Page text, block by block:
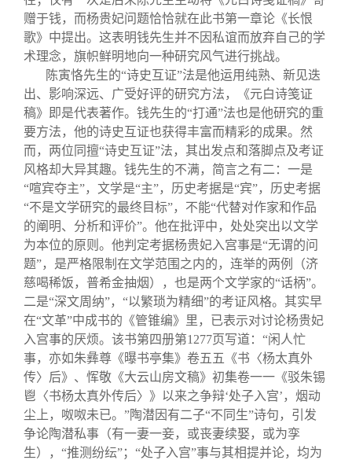
赠于钱，而杨贵妃问题恰恰就在此书第一章论《长恨
歌》中提出。这表明钱先生并不因私谊而放弃自己的学
术理念，旗帜鲜明地向一种研究风气进行挑战。
陈寅恪先生的“诗史互证”法是他运用纯熟、新见迭
出、影响深远、广受好评的研究方法，《元白诗笺证
稿》即是代表著作。钱先生的“打通”法也是他研究的重
要方法，他的诗史互证也获得丰富而精彩的成果。然
而，两位同擅“诗史互证”法，其出发点和落脚点及考证
风格却大异其趣。钱先生的不满，简言之有二：一是
“喧宾夺主”，文学是“主”，历史考据是“宾”，历史考据
“不是文学研究的最终目标”，不能“代替对作家和作品
的阐明、分析和评价”。他在批评中，处处突出以文学
为本位的原则。他判定考据杨贵妃入宫事是“无谓的问
题”，是严格限制在文学范围之内的，连举的两例（济
慈喝稀饭，普希金抽烟），也是两个文学家的“话柄”。
二是“深文周纳”，“以繁琐为精细”的考证风格。其实早
在“文革”中成书的《管锥编》里，已表示对讨论杨贵妃
入宫事的厌烦。该书第四册第1277页写道：“闲人忙
事，亦如朱彝尊《曝书亭集》卷五五《书〈杨太真外
传〉后》、恽敬《大云山房文稿》初集卷一一《驳朱锡
鬯〈书杨太真外传后〉》以来之争辩‘处子入宫’，烟动
尘上，呶呶未已。”陶潜因有二子“不同生”诗句，引发
争论陶潜私事（有一妻一妾，或丧妻续娶，或为孪
生），“推测纷纭”；“处子入宫”事与其相提并论，均为